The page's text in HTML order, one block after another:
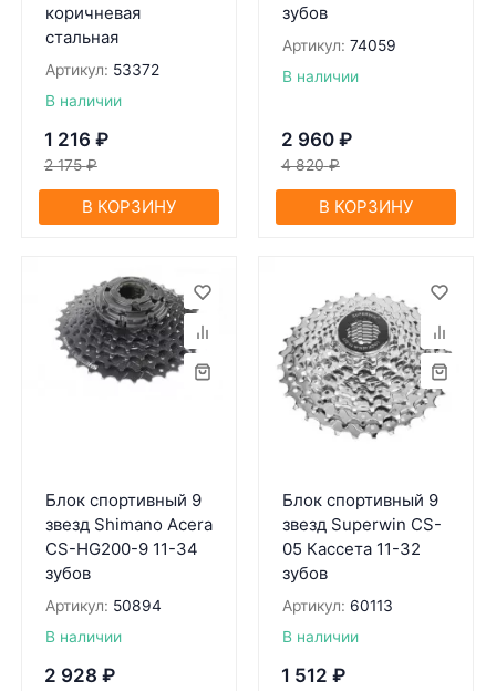
коричневая
стальная
Артикул: 53372
В наличии
1 216 ₽
2 175 ₽
В КОРЗИНУ
зубов
Артикул: 74059
В наличии
2 960 ₽
4 820 ₽
В КОРЗИНУ
Блок спортивный 9
звезд Shimano Acera
CS-HG200-9 11-34
зубов
Артикул: 50894
В наличии
2 928 ₽
Блок спортивный 9
звезд Superwin CS-
05 Кассета 11-32
зубов
Артикул: 60113
В наличии
1 512 ₽